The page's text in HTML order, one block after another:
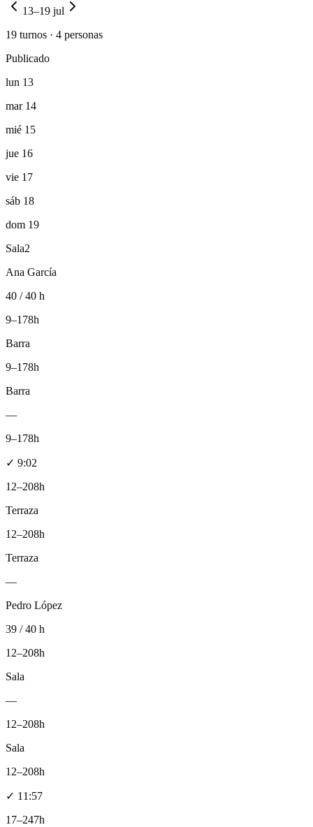
13–19 jul
19 turnos · 4 personas
Publicado
lun 13
mar 14
mié 15
jue 16
vie 17
sáb 18
dom 19
Sala2
Ana García
40 / 40 h
9–178h
Barra
9–178h
Barra
—
9–178h
✓ 9:02
12–208h
Terraza
12–208h
Terraza
—
Pedro López
39 / 40 h
12–208h
Sala
—
12–208h
Sala
12–208h
✓ 11:57
17–247h